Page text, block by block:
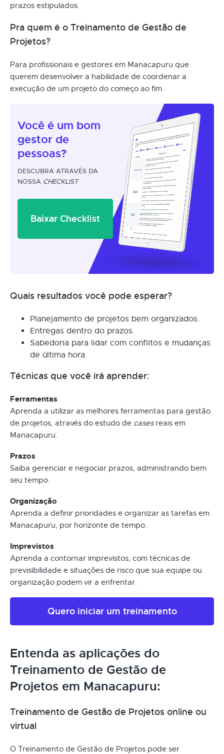
prazos estipulados.
Pra quem é o Treinamento de Gestão de
Projetos?
Para profissionais e gestores em Manacapuru que
querem desenvolver a habilidade de coordenar a
execução de um projeto do começo ao fim.
Você é um bom
gestor de
pessoas?
DESCUBRA ATRAVÉS DA
NOSSA CHECKLIST
Baixar Checklist
Quais resultados você pode esperar?
Planejamento de projetos bem organizados.
Entregas dentro do prazos.
Sabedoria para lidar com conflitos e mudanças
de última hora.
Técnicas que você irá aprender:
Ferramentas
Aprenda a utilizar as melhores ferramentas para gestão
de projetos, através do estudo de casesreais em
Manacapuru.
Prazos
Saiba gerenciar e negociar prazos, administrando bem
seu tempo.
Organização
Aprenda a definir prioridades e organizar as tarefas em
Manacapuru, por horizonte de tempo.
Imprevistos
Aprenda a contornar imprevistos, com técnicas de
previsibilidade e situações de risco que sua equipe ou
organização podem vir a enfrentar.
Quero iniciar um treinamento
Entenda as aplicações do
Treinamento de Gestão de
Projetos em Manacapuru:
Treinamento de Gestão de Projetos online ou
virtual
O Treinamento de Gestão de Projetos pode ser